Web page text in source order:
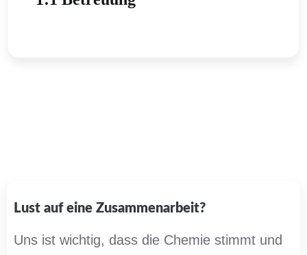
Lust auf eine Zusammenarbeit?​
Uns ist wichtig, dass die Chemie stimmt und